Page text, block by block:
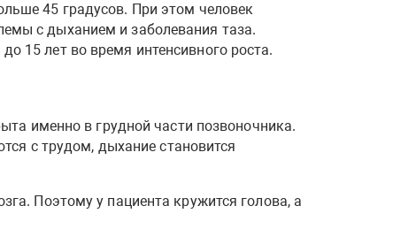
45 градусов. При этом человек
с дыханием и заболевания таза.
15 лет во время интенсивного роста.
именно в грудной части позвоночника.
с трудом, дыхание становится
Поэтому у пациента кружится голова, а